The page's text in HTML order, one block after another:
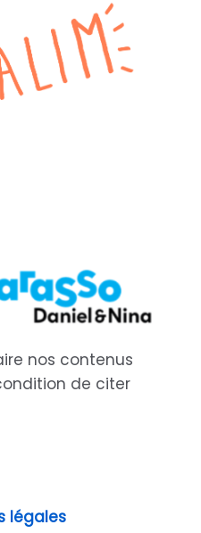
nos contenus
de citer
légales